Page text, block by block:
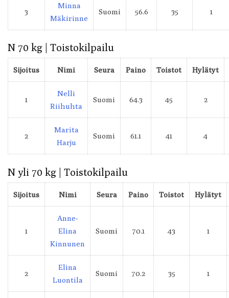
3
Minna
Mäkirinne
Suomi 56.6 35 1
N 70 kg | Toistokilpailu
Sijoitus Nimi Seura Paino Toistot Hylätyt
1
Nelli
Riihuhta
Suomi 64.3 45 2
2
Marita
Harju
Suomi 61.1 41 4
N yli 70 kg | Toistokilpailu
Sijoitus Nimi Seura Paino Toistot Hylätyt
1
Anne-
Elina
Kinnunen
Suomi 70.1 43 1
2
Elina
Luontila
Suomi 70.2 35 1